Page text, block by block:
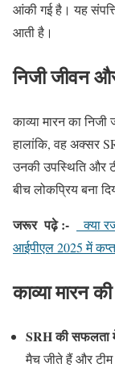
आंकी गई है। यह
आती है।
निजीजीवन
काव्या मारन का
हालांकि,वह अक्सर
उनकी उपस्थिति और
बीच लोकप्रिय बना
जरूर पढ़े :-
क्या
आईपीएल 2025 में
काव्यामारनकी
SRH की सफलता
मैच जीते हैं और टीम